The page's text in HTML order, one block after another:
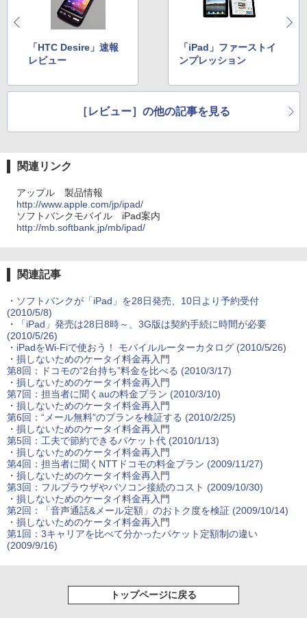
「HTC Desire」速報
レビュー
「iPad」ファーストイ
ンプレッション
［レビュー］の他の記事を見る
関連リンク
アップル 製品情報
http://www.apple.com/jp/ipad/
ソフトバンクモバイル iPad案内
http://mb.softbank.jp/mb/ipad/
関連記事
・ ソフトバンクが「iPad」を28日発売、10日より予約受付
(2010/5/8)
・
「iPad」発売は28日8時～、3G版は契約手続に時間が必要
(2010/5/26)
・ iPadをWi-Fiで使おう！ モバイルルーターカタログ(2010/5/26)
・ 損しないためのケータイ料金再入門
第8回：ドコモの“2台持ち”料金を比べる (2010/3/17)
・ 損しないためのケータイ料金再入門
第7回：担当者に聞くauの料金プラン (2010/3/10)
・ 損しないためのケータイ料金再入門
第6回：“メール無料”のプランを検証する (2010/2/25)
・ 損しないためのケータイ料金再入門
第5回：工夫で節約できるパケット代(2010/1/13)
・ 損しないためのケータイ料金再入門
第4回：担当者に聞くNTTドコモの料金プラン (2009/11/27)
・ 損しないためのケータイ料金再入門
第3回：フルブラウザやパソコン接続のコスト (2009/10/30)
・ 損しないためのケータイ料金再入門
第2回：「音声通話&メール定額」のおトク度を検証(2009/10/14)
・ 損しないためのケータイ料金再入門
第1回：3キャリアを比べて分かったパケット定額制の違い
(2009/9/16)
トップページに戻る